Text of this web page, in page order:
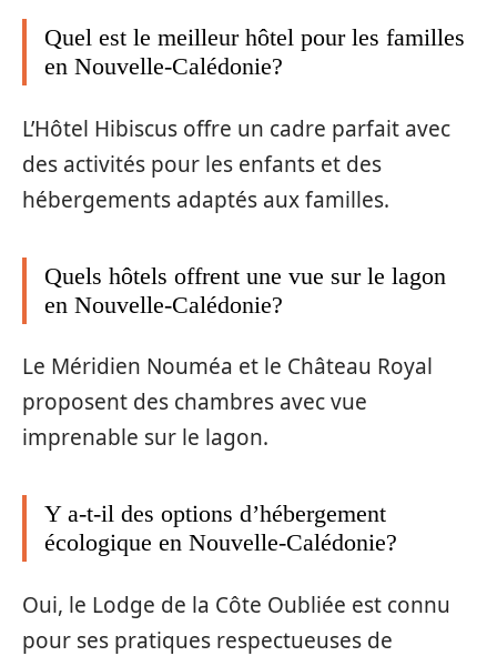
Quel est le meilleur hôtel pour les familles
en Nouvelle-Calédonie?
L’Hôtel Hibiscus offre un cadre parfait avec
des activités pour les enfants et des
hébergements adaptés aux familles.
Quels hôtels offrent une vue sur le lagon
en Nouvelle-Calédonie?
Le Méridien Nouméa et le Château Royal
proposent des chambres avec vue
imprenable sur le lagon.
Y a-t-il des options d’hébergement
écologique en Nouvelle-Calédonie?
Oui, le Lodge de la Côte Oubliée est connu
pour ses pratiques respectueuses de